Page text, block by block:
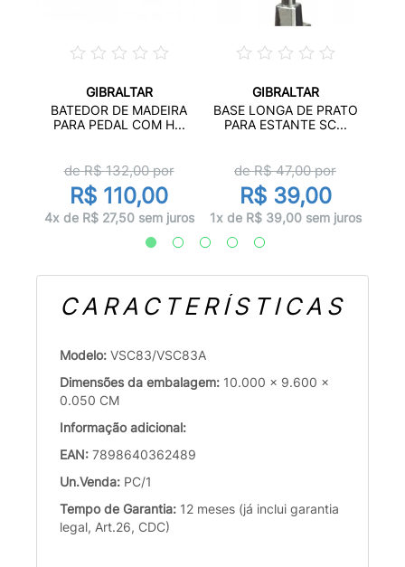
GIBRALTAR
BATEDOR DE MADEIRA
PARA PEDAL COM H...
de R$132,00por
R$ 110,00
4x de R$ 27,50 sem juros
GIBRALTAR
BASE LONGA DE PRATO
PARA ESTANTE SC...
de R$47,00por
R$ 39,00
1x de R$ 39,00 sem juros
CARACTERÍSTICAS
Modelo: VSC83/VSC83A
Dimensões da embalagem: 10.000 x 9.600 x
0.050 CM
Informação adicional:
EAN: 7898640362489
Un.Venda: PC/1
Tempo de Garantia: 12 meses (já inclui garantia
legal, Art.26, CDC)